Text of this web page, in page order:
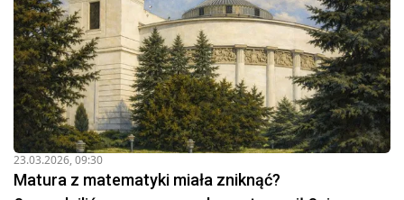
23.03.2026, 09:30
Matura z matematyki miała zniknąć?